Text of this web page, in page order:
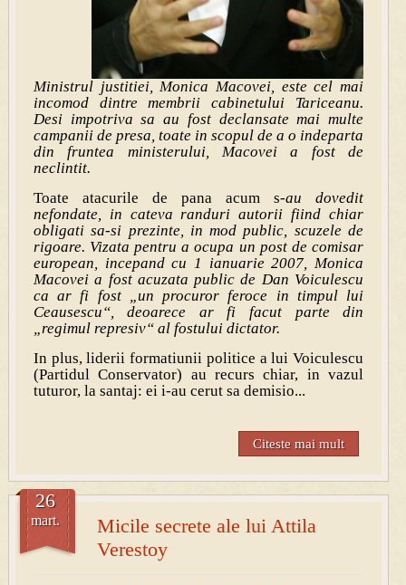
Ministrul justitiei, Monica Macovei, este cel mai
incomod dintre membrii cabinetului Tariceanu.
Desi impotriva sa au fost declansate mai multe
campanii de presa, toate in scopul de a o indeparta
din fruntea ministerului, Macovei a fost de
neclintit.
Toate atacurile de pana acum s-au dovedit
nefondate, in cateva randuri autorii fiind chiar
obligati sa-si prezinte, in mod public, scuzele de
rigoare. Vizata pentru a ocupa un post de comisar
european, incepand cu 1 ianuarie 2007, Monica
Macovei a fost acuzata public de Dan Voiculescu
ca ar fi fost „un procuror feroce in timpul lui
Ceausescu“, deoarece ar fi facut parte din
„regimul represiv“ al fostului dictator.
In plus, liderii formatiunii politice a lui Voiculescu
(Partidul Conservator) au recurs chiar, in vazul
tuturor, la santaj: ei i-au cerut sa demisio...
Citeste mai mult
Micile secrete ale lui Attila
Verestoy
26
mart.